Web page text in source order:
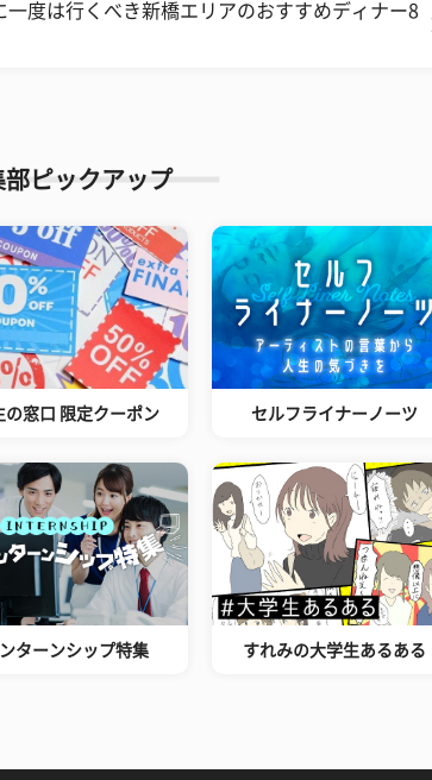
一度は行くべき新橋エリアのおすすめディナー8
部ピックアップ
の窓口 限定クーポン セルフライナーノーツ
ターンシップ特集 すれみの大学生あるある